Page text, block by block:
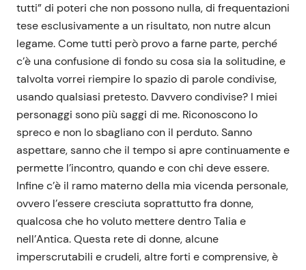
tutti” di poteri che non possono nulla, di frequentazioni
tese esclusivamente a un risultato, non nutre alcun
legame. Come tutti però provo a farne parte, perché
c’è una confusione di fondo su cosa sia la solitudine, e
talvolta vorrei riempire lo spazio di parole condivise,
usando qualsiasi pretesto. Davvero condivise? I miei
personaggi sono più saggi di me. Riconoscono lo
spreco e non lo sbagliano con il perduto. Sanno
aspettare, sanno che il tempo si apre continuamente e
permette l’incontro, quando e con chi deve essere.
Infine c’è il ramo materno della mia vicenda personale,
ovvero l’essere cresciuta soprattutto fra donne,
qualcosa che ho voluto mettere dentro Talia e
nell’Antica. Questa rete di donne, alcune
imperscrutabili e crudeli, altre forti e comprensive, è